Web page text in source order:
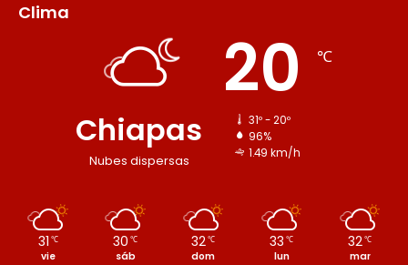
Clima
Chiapas
Nubes dispersas
20 ℃
31º - 20º
96%
1.49 km/h
31 ℃
vie
30 ℃
sáb
32℃
dom
33 ℃
lun
32℃
mar